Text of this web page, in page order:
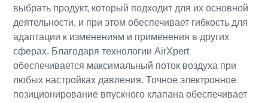
выбрать продукт, который подходит для их основной
деятельности, и при этом обеспечивает гибкость для
адаптации к изменениям и применения в других
сферах. Благодаря технологии AirXpert
обеспечивается максимальный поток воздуха при
любых настройках давления. Точное электронное
позиционирование впускного клапана обеспечивает